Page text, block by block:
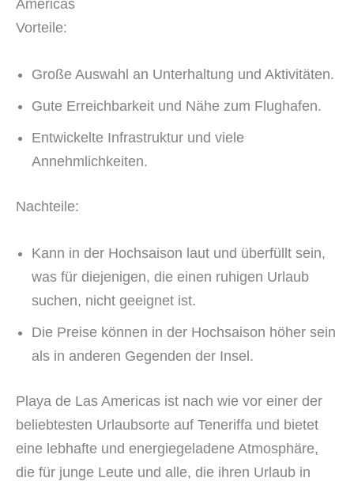
Americas
Vorteile:
Große Auswahl an Unterhaltung und Aktivitäten.
Gute Erreichbarkeit und Nähe zum Flughafen.
Entwickelte Infrastruktur und viele
Annehmlichkeiten.
Nachteile:
Kann in der Hochsaison laut und überfüllt sein,
was für diejenigen, die einen ruhigen Urlaub
suchen, nicht geeignet ist.
Die Preise können in der Hochsaison höher sein
als in anderen Gegenden der Insel.
Playa de Las Americas ist nach wie vor einer der
beliebtesten Urlaubsorte auf Teneriffa und bietet
eine lebhafte und energiegeladene Atmosphäre,
die für junge Leute und alle, die ihren Urlaub in